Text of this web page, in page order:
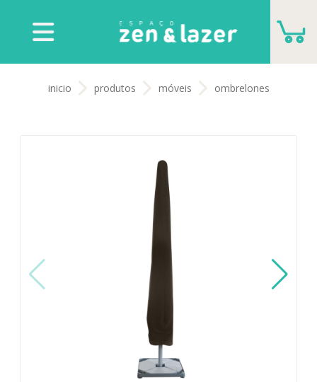
CARRINHO
ADICIONAR MAIS PRODUTOS
FECHAR ORÇAMENTO
inicio produtos móveis ombrelones